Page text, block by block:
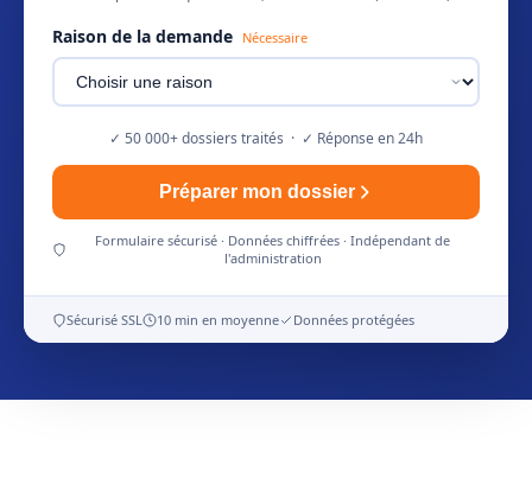
Raison de la demande Nécessaire
✓ 50 000+ dossiers traités · ✓ Réponse en 24h
Préparer mon dossier
Formulaire sécurisé · Données chiffrées · Indépendant de
l'administration
Sécurisé SSL 10 min en moyenne Données protégées